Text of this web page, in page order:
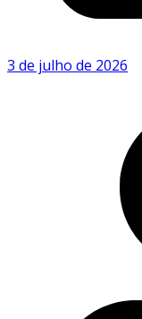
3 de julho de 2026